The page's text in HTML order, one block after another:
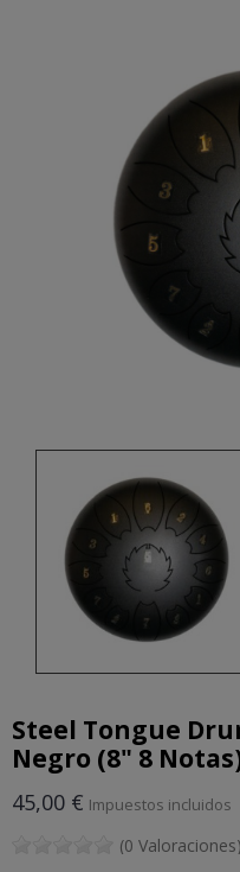
Steel Tongue
Negro (8" 8
45,00 € Impuestos incluidos
(0 Valoraciones)